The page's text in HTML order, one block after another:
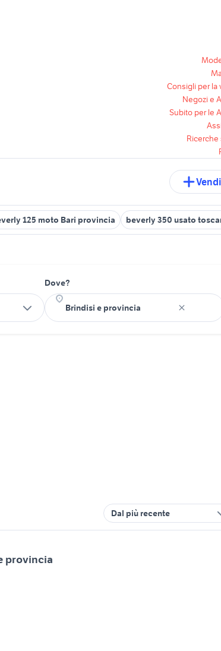
Consigli per la
Negozi e
Subito per le
Ricerche
Vendi
125 moto Bari provincia beverly 350 usato
Dove?
Dal più recente
provincia